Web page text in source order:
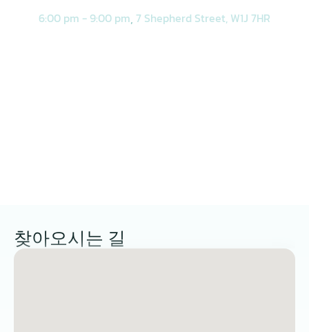
6:00 pm - 9:00 pm, 7 Shepherd Street, W1J 7HR
찾아오시는 길